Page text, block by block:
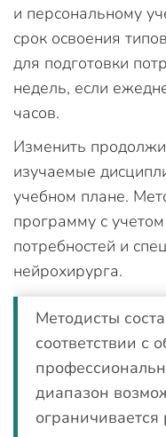
и персональному
срок освоения
для подготовки
недель, если
часов.
Изменить
изучаемые
учебном плане.
программу с
потребностей и
нейрохирурга.
Методисты
соответствии с
диапазон